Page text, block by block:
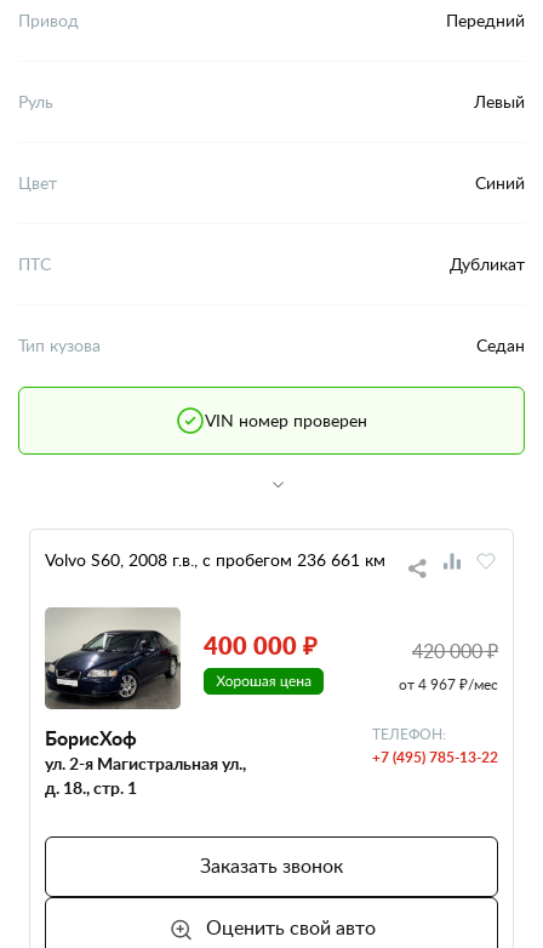
Привод Передний
Руль Левый
Цвет Синий
ПТС Дубликат
Тип кузова Седан
VIN номер проверен
Volvo S60, 2008 г.в., с пробегом 236 661 км
400 000 ₽ 420 000 ₽
от 4 967 ₽/мес
БорисХоф
ул. 2-я Магистральная ул.,
д. 18., стр. 1
ТЕЛЕФОН:
+7 (495) 785-13-22
Заказать звонок
Оценить свой авто